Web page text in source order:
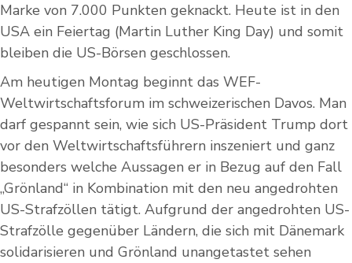
Marke von 7.000 Punkten geknackt. Heute ist in den
USA ein Feiertag (Martin Luther King Day) und somit
bleiben die US-Börsen geschlossen.
Am heutigen Montag beginnt das WEF-
Weltwirtschaftsforum im schweizerischen Davos. Man
darf gespannt sein, wie sich US-Präsident Trump dort
vor den Weltwirtschaftsführern inszeniert und ganz
besonders welche Aussagen er in Bezug auf den Fall
„Grönland“ in Kombination mit den neu angedrohten
US-Strafzöllen tätigt. Aufgrund der angedrohten US-
Strafzölle gegenüber Ländern, die sich mit Dänemark
solidarisieren und Grönland unangetastet sehen